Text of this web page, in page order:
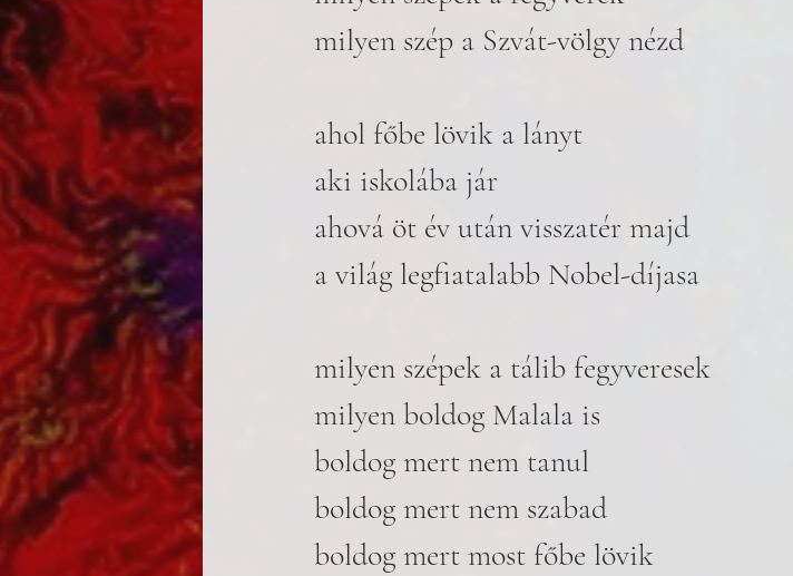
milyen szép a Szvát-völgy nézd
ahol főbe lövik a lányt
aki iskolába jár
ahová öt év után visszatér majd
a világ legfiatalabb Nobel-díjasa
milyen szépek a tálib fegyveresek
milyen boldog Malala is
boldog mert nem tanul
boldog mert nem szabad
boldog mert most főbe lövik